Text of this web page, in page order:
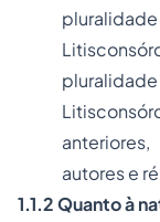
pluralidade
pluralidade
autores e
1.1.2 Quanto à